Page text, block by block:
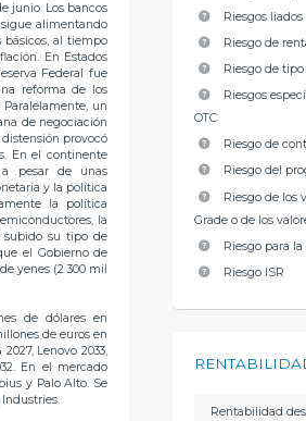
junio. Los bancos
alimentando
básicos, al tiempo
En Estados
Federal fue
reforma de los
un
de negociación
provocó
En el continente
pesar de unas
y la política
la política
la
subido su tipo de
el Gobierno de
yenes (2 300 mil
de dólares en
de euros en
Lenovo 2033,
En el mercado
y Palo Alto. Se
Riesgos
Riesgo de
Riesgo de
Riesgos
OTC
Riesgo de
Riesgo del
Riesgo de los
Grade o de los
Riesgo para
Riesgo ISR
Rentabilidad